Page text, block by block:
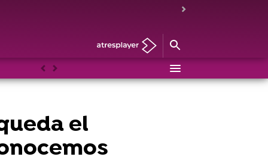
AnteriorSiguiente
el